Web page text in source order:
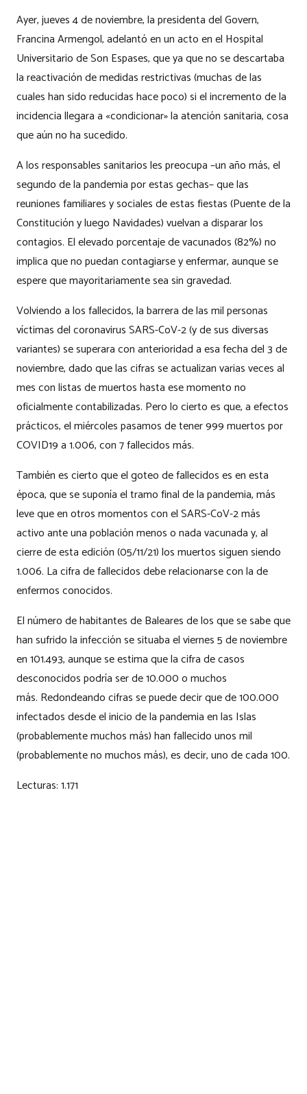
Ayer, jueves 4 de noviembre, la presidenta del Govern,
Francina Armengol, adelantó en un acto en el Hospital
Universitario de Son Espases, que ya que no se descartaba
la reactivación de medidas restrictivas (muchas de las
cuales han sido reducidas hace poco) si el incremento de la
incidencia llegara a «condicionar» la atención sanitaria, cosa
que aún no ha sucedido.
A los responsables sanitarios les preocupa –un año más, el
segundo de la pandemia por estas gechas– que las
reuniones familiares y sociales de estas fiestas (Puente de la
Constitución y luego Navidades) vuelvan a disparar los
contagios. El elevado porcentaje de vacunados (82%) no
implica que no puedan contagiarse y enfermar, aunque se
espere que mayoritariamente sea sin gravedad.
Volviendo a los fallecidos, la barrera de las mil personas
víctimas del coronavirus SARS-CoV-2 (y de sus diversas
variantes) se superara con anterioridad a esa fecha del 3 de
noviembre, dado que las cifras se actualizan varias veces al
mes con listas de muertos hasta ese momento no
oficialmente contabilizadas. Pero lo cierto es que, a efectos
prácticos, el miércoles pasamos de tener 999 muertos por
COVID19 a 1.006, con 7 fallecidos más.
También es cierto que el goteo de fallecidos es en esta
época, que se suponía el tramo final de la pandemia, más
leve que en otros momentos con el SARS-CoV-2 más
activo ante una población menos o nada vacunada y, al
cierre de esta edición (05/11/21) los muertos siguen siendo
1.006. La cifra de fallecidos debe relacionarse con la de
enfermos conocidos.
El número de habitantes de Baleares de los que se sabe que
han sufrido la infección se situaba el viernes 5 de noviembre
en 101.493, aunque se estima que la cifra de casos
desconocidos podría ser de 10.000 o muchos
más. Redondeando cifras se puede decir que de 100.000
infectados desde el inicio de la pandemia en las Islas
(probablemente muchos más) han fallecido unos mil
(probablemente no muchos más), es decir, uno de cada 100.
Lecturas:1.171